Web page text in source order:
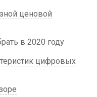
ценовой
в 2020 году
цифровых